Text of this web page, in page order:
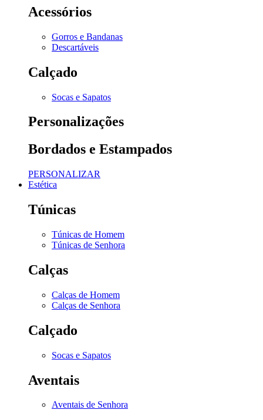
Acessórios
Gorros e Bandanas
Descartáveis
Calçado
Socas e Sapatos
Personalizações
Bordados e Estampados
PERSONALIZAR
Estética
Túnicas
Túnicas de Homem
Túnicas de Senhora
Calças
Calças de Homem
Calças de Senhora
Calçado
Socas e Sapatos
Aventais
Aventais de Senhora